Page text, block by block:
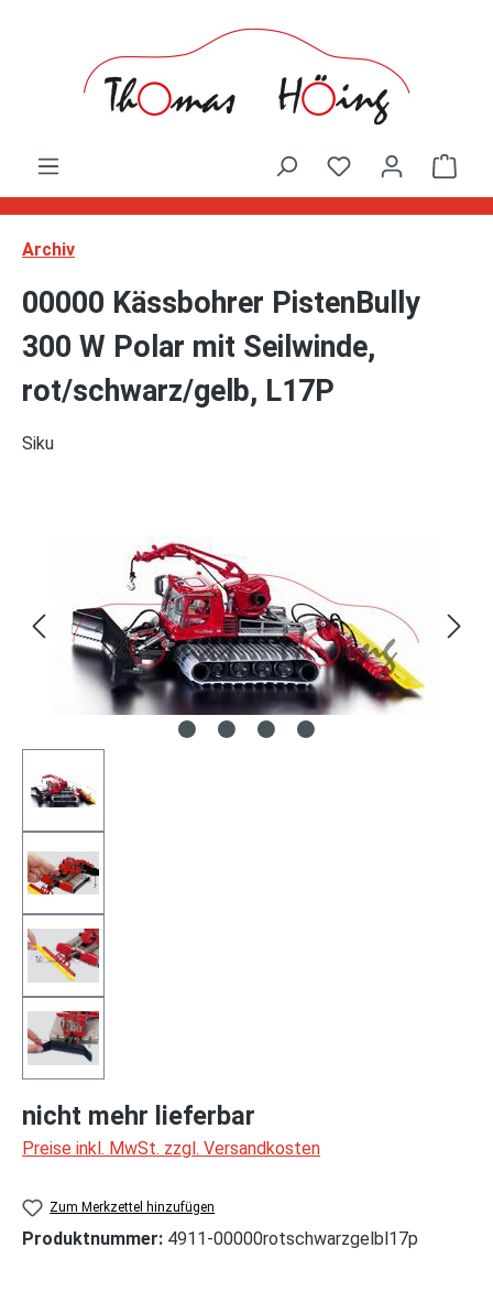
Archiv
00000 Kässbohrer PistenBully
300 W Polar mit Seilwinde,
rot/schwarz/gelb, L17P
Siku
nicht mehr lieferbar
Preise inkl. MwSt. zzgl. Versandkosten
Zum Merkzettel hinzufügen
Produktnummer: 4911-00000rotschwarzgelbl17p